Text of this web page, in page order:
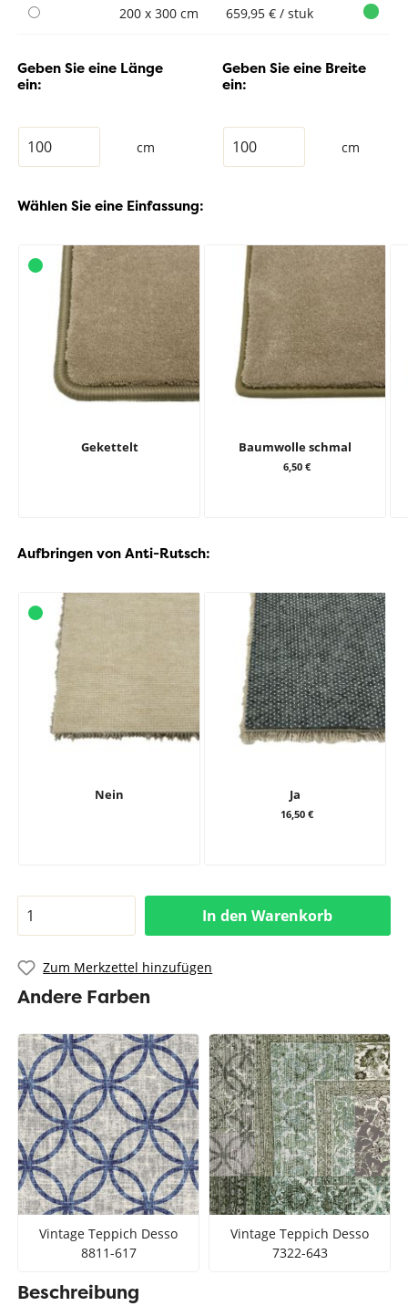
200 x 300 cm 659,95 € / stuk
Geben Sie eine Länge
ein:
cm
Geben Sie eine Breite
ein:
cm
Wählen Sie eine Einfassung:
Gekettelt Baumwolle schmal
6,50 €
Aufbringen von Anti-Rutsch:
Nein Ja
16,50 €
In den Warenkorb
Zum Merkzettel hinzufügen
Andere Farben
Vintage Teppich Desso
8811-617
Vintage Teppich Desso
7322-643
Beschreibung